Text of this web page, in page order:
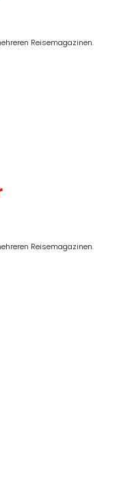
Reisemagazinen.
Reisemagazinen.